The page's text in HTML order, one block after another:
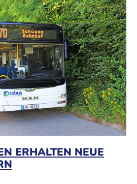
ERHALTEN NEUE